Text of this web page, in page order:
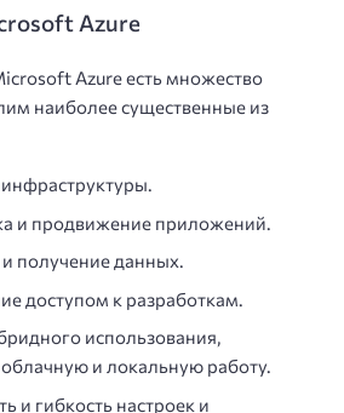
Azure
Azure есть множество
наиболее существенные из
и продвижение приложений.
получение данных.
доступом к разработкам.
использования,
и локальную работу.
и гибкость настроек и